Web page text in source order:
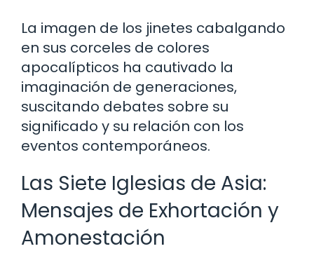
La imagen de los jinetes cabalgando
en sus corceles de colores
apocalípticos ha cautivado la
imaginación de generaciones,
suscitando debates sobre su
significado y su relación con los
eventos contemporáneos.
Las Siete Iglesias de Asia:
Mensajes de Exhortación y
Amonestación